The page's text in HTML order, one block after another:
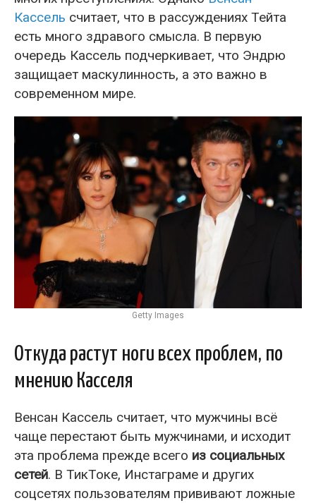
Кассель считает, что в рассуждениях Тейта
есть много здравого смысла. В первую
очередь Кассель подчеркивает, что Эндрю
защищает маскулинность, а это важно в
современном мире.
Getty Images
Откуда растут ноги всех проблем, по
мнению Касселя
Венсан Кассель считает, что мужчины всё
чаще перестают быть мужчинами, и исходит
эта проблема прежде всего из социальных
сетей. В ТикТоке, Инстаграме и других
соцсетях пользователям прививают ложные